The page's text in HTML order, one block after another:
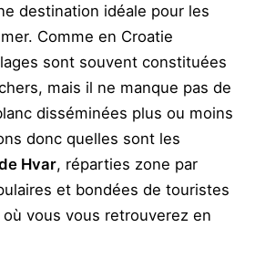
destination idéale pour les
Comme en Croatie
sont souvent constituées
mais il ne manque pas de
disséminées plus ou moins
donc quelles sont les
Hvar, réparties zone par
et bondées de touristes
vous vous retrouverez en